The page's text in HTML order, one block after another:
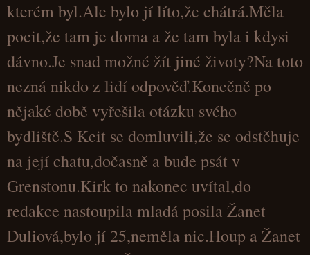
kterém byl.Ale bylo jí líto,že chátrá.Měla
pocit,že tam je doma a že tam byla i kdysi
dávno.Je snad možné žít jiné životy?Na toto
nezná nikdo z lidí odpověď.Konečně po
nějaké době vyřešila otázku svého
bydliště.S Keit se domluvili,že se odstěhuje
na její chatu,dočasně a bude psát v
Grenstonu.Kirk to nakonec uvítal,do
redakce nastoupila mladá posila Žanet
Duliová,bylo jí 25,neměla nic.Houp a Žanet